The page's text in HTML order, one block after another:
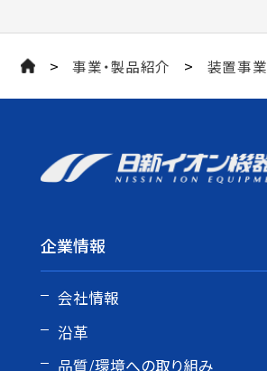
> 事業・製品紹介 > 装置事業
企業情報
会社情報
沿革
品質/環境への取り組み